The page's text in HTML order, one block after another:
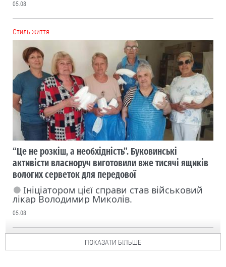
05.08
Cтиль життя
“Це не розкіш, а необхідність”. Буковинські
активісти власноруч виготовили вже тисячі ящиків
вологих серветок для передової
Ініціатором цієї справи став військовий
лікар Володимир Миколів.
05.08
ПОКАЗАТИ БІЛЬШЕ